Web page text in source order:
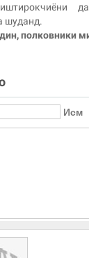
шуданд.
полковники
Исм